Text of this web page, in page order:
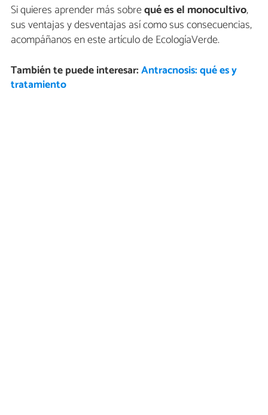
Si quieres aprender más sobrequé es el monocultivo,
sus ventajas y desventajas así como sus consecuencias,
acompáñanos en este artículo de EcologíaVerde.
También te puede interesar:Antracnosis: qué es y
tratamiento